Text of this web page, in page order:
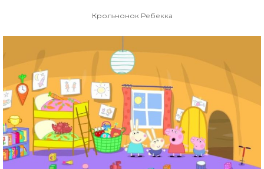
Крольчонок Ребекка